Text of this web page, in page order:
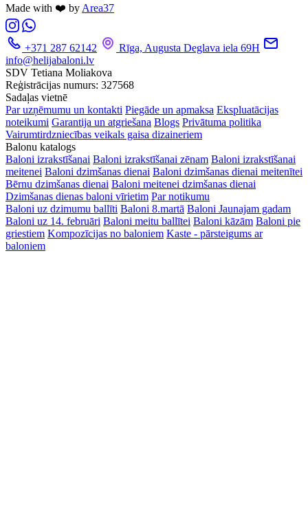
Made with ❤️ by Area37
+371 287 62142
Rīga, Augusta Deglava iela 69H
info@helijabaloni.lv
SDV Tetiana Moliakova
Reģistrācijas numurs: 327568
Sadaļas vietnē
Par uzņēmumu un kontakti Piegāde un apmaksa Ekspluatācijas
noteikumi Garantija un atgriešana Blogs Privātuma politika
Vairumtirdzniecības veikals gaisa dizaineriem
Balonu katalogs
Baloni izrakstīšanai Baloni izrakstīšanai zēnam Baloni izrakstīšanai
meitenei Baloni dzimšanas dienai Baloni dzimšanas dienai meitenītei
Bērnu dzimšanas dienai Baloni meitenei dzimšanas dienai
Dzimšanas dienas baloni vīrietim Par notikumu
Baloni uz dzimumu ballīti Baloni 8.martā Baloni Jaunajam gadam
Baloni uz 14. februāri Baloni meitu ballītei Baloni kāzām Baloni pie
griestiem Kompozīcijas no baloniem Kaste - pārsteigums ar
baloniem